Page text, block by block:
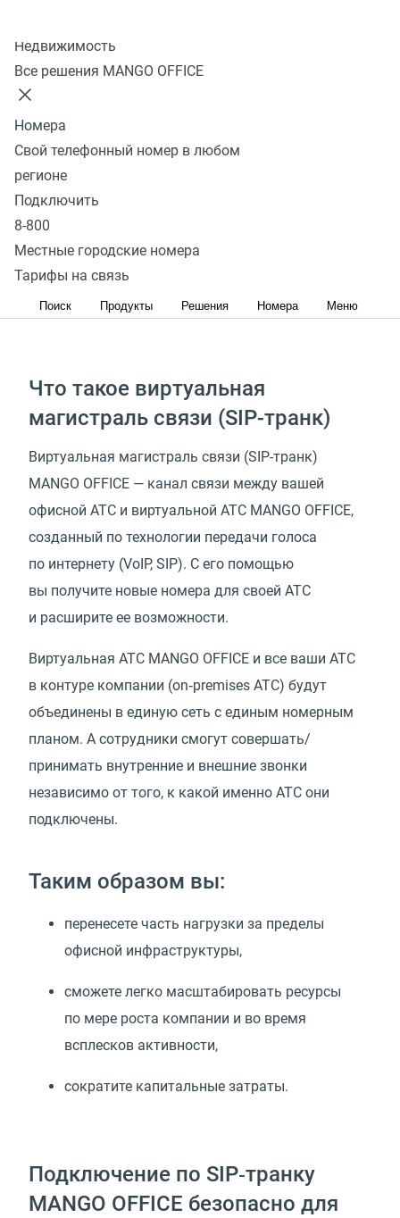
Недвижимость
Все решения MANGO OFFICE
Номера
Свой телефонный номер в любом
регионе
Подключить
8-800
Местные городские номера
Тарифы на связь
Поиск Продукты Решения Номера Меню
Подключить
Обеспечьте новых сотрудников и новые филиалы
телефонией — без закупки оборудования, софта
и организации каналов связи
Добавьте к возможностям вашей АТС сервисы
MANGO OFFICE
Подключите к вашей АТС дополнительные
100‑канальные номера и услуги связи
Что такое виртуальная
магистраль связи (SIP-транк)
Виртуальная магистраль связи (SIP-транк)
MANGO OFFICE — канал связи между вашей
офисной АТС и виртуальной АТС MANGO OFFICE,
созданный по технологии передачи голоса
по интернету (VoIP, SIP). С его помощью
вы получите новые номера для своей АТС
и расширите ее возможности.
Виртуальная АТС MANGO OFFICE и все ваши АТС
в контуре компании (on‑premises АТС) будут
объединены в единую сеть с единым номерным
планом. А сотрудники смогут совершать/
принимать внутренние и внешние звонки
независимо от того, к какой именно АТС они
подключены.
Таким образом вы:
перенесете часть нагрузки за пределы
офисной инфраструктуры,
сможете легко масштабировать ресурсы
по мере роста компании и во время
всплесков активности,
сократите капитальные затраты.
Подключение по SIP‑транку
MANGO OFFICE безопасно для